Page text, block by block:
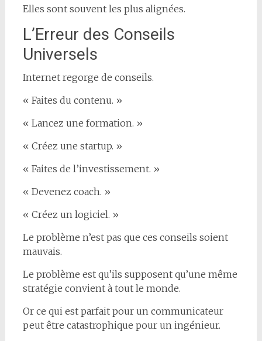
Elles sont souvent les plus alignées.
L’Erreur des Conseils
Universels
Internet regorge de conseils.
« Faites du contenu. »
« Lancez une formation. »
« Créez une startup. »
« Faites de l’investissement. »
« Devenez coach. »
« Créez un logiciel. »
Le problème n’est pas que ces conseils soient
mauvais.
Le problème est qu’ils supposent qu’une même
stratégie convient à tout le monde.
Or ce qui est parfait pour un communicateur
peut être catastrophique pour un ingénieur.